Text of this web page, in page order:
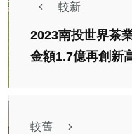
較新
2023南投世界茶
金額1.7億再創新
較舊